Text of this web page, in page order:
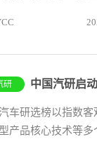
研 中国汽研启
车研选榜以指数
产品核心技术等